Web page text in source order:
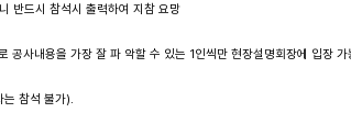
반드시 참석시 출력하여 지참 요망
공사내용을 가장 잘 파 악할 수 있는 1인씩만 현장설명회장에 입장 가
는 참석 불가).